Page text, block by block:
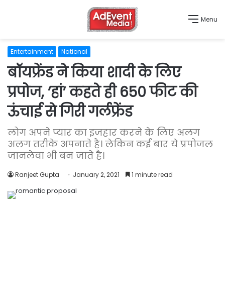
Menu
Entertainment National
बॉयफ्रेंड ने किया शादी के लिए
प्रपोज, ‘हां’ कहते ही 650 फीट की
ऊंचाई से गिरी गर्लफ्रेंड
लोग अपने प्यार का इजहार करने के लिए अलग
अलग तरीके अपनाते है। लेकिन कई बार ये प्रपोजल
जानलेवा भी बन जाते है।
Ranjeet Gupta January 2, 2021 1 minute read